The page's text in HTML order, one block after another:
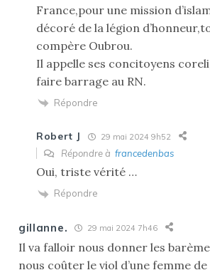
France,pour une mission
décoré de la légion
compère Oubrou.
Il appelle ses concitoyens
faire barrage au RN.
Répondre
Robert J 29 mai 2024 9h52
Répondre à francedenbas
Oui, triste vérité …
Répondre
gillanne. 29 mai 2024 7h46
Il va falloir nous donner les
nous coûter le viol d’une femme de